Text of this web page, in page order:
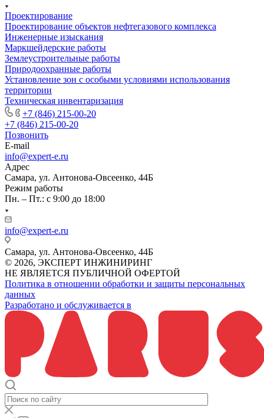
Проектирование
Проектирование объектов нефтегазового комплекса
Инженерные изыскания
Маркшейдерские работы
Землеустроительные работы
Природоохранные работы
Установление зон с особыми условиями использования
территории
Техническая инвентаризация
+7 (846) 215-00-20
+7 (846) 215-00-20
Позвонить
E-mail
info@expert-e.ru
Адрес
Самара, ул. Антонова-Овсеенко, 44Б
Режим работы
Пн. – Пт.: с 9:00 до 18:00
info@expert-e.ru
Самара, ул. Антонова-Овсеенко, 44Б
© 2026, ЭКСПЕРТ ИНЖИНИРИНГ
НЕ ЯВЛЯЕТСЯ ПУБЛИЧНОЙ ОФЕРТОЙ
Политика в отношении обработки и защиты персональных
данных
Разработано и обслуживается в